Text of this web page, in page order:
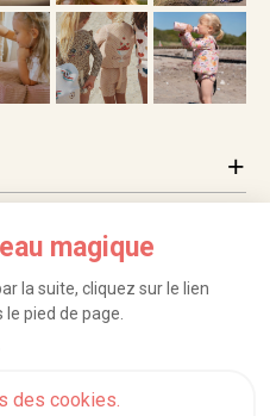
magique
la suite, cliquez sur le lien
pied de page.
des cookies.